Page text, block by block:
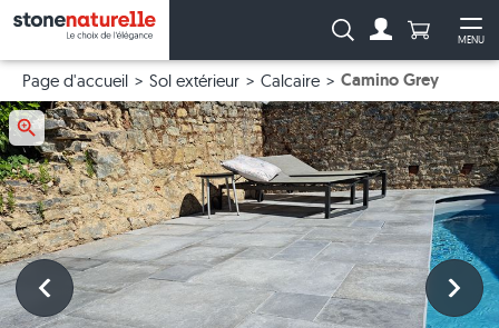
MENU
Recherche :Anzahl
Page d'accueil Sol extérieur Calcaire Camino Grey